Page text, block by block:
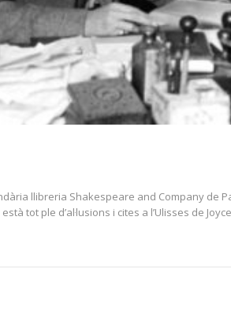
llibreria Shakespeare and Company de
tot ple d’al·lusions i cites a l’Ulisses de